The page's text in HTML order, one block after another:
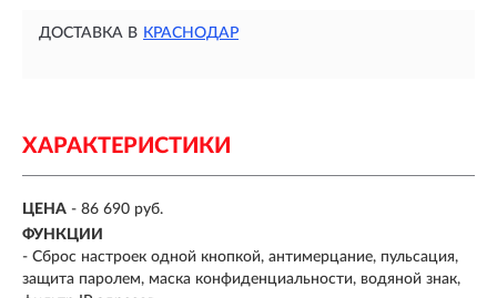
ДОСТАВКА В КРАСНОДАР
ХАРАКТЕРИСТИКИ
ЦЕНА - 86 690 руб.
ФУНКЦИИ
- Сброс настроек одной кнопкой, антимерцание, пульсация,
защита паролем, маска конфиденциальности, водяной знак,